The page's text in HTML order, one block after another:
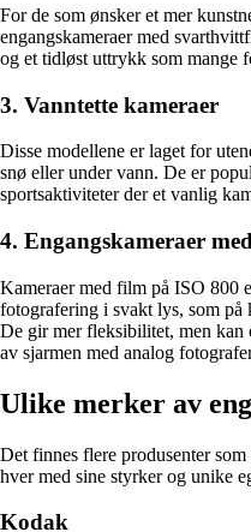
For de som ønsker et mer
engangskameraer med
og et tidløst uttrykk som mange
3. Vanntette kameraer
Disse modellene er laget for
snø eller under vann. De er
sportsaktiviteter der et vanlig
4. Engangskameraer
Kameraer med film på ISO 800
fotografering i svakt lys, som på
De gir mer fleksibilitet, men kan
av sjarmen med analog
Ulike merker av
Det finnes flere produsenter som
hver med sine styrker og unike
Kodak